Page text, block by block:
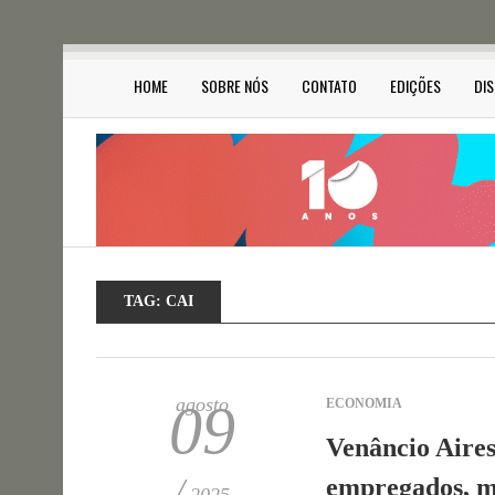
HOME SOBRE NÓS CONTATO EDIÇÕES
TAG: CAI
agosto
09 ECONOMIA
Venâncio
empregados,